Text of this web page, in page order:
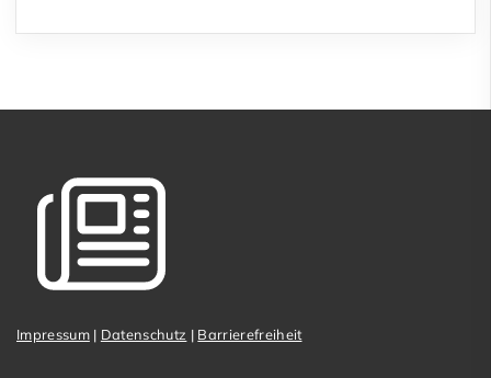
Impressum| Datenschutz | Barrierefreiheit